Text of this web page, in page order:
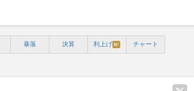
暴落 決算 利上げ N! チャート